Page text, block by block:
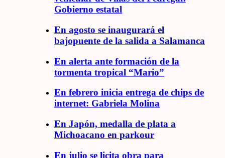
Gobierno estatal
En agosto se inaugurará el
bajopuente de la salida a Salamanca
En alerta ante formación de la
tormenta tropical “Mario”
En febrero inicia entrega de chips de
internet: Gabriela Molina
En Japón, medalla de plata a
Michoacano en parkour
En julio se licita obra para